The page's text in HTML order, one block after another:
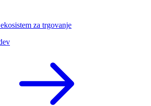
za trgovanje